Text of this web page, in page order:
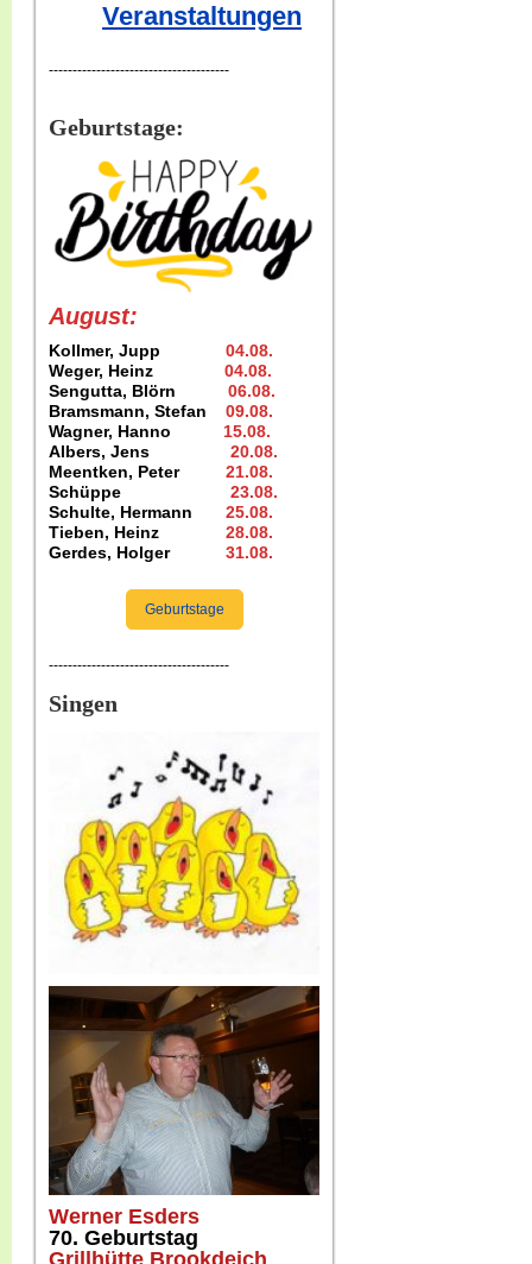
Veranstaltungen
--------------------------------------
Geburtstage:
August:
Kollmer, Jupp 04.08.
Weger, Heinz 04.08.
Sengutta, Blörn 06.08.
Bramsmann, Stefan 09.08.
Wagner, Hanno 15.08.
Albers, Jens 20.08.
Meentken, Peter
21.08.
Schüppe 23.08.
Schulte, Hermann 25.08.
Tieben, Heinz 28.08.
Gerdes, Holger
31.08.
Geburtstage
--------------------------------------
Singen
Werner Esders
70. Geburtstag
Grillhütte Brookdeich